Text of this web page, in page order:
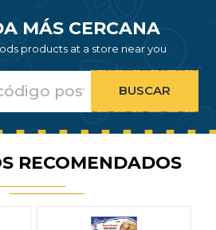
MÁS CERCANA
products at a store near you
RECOMENDADOS